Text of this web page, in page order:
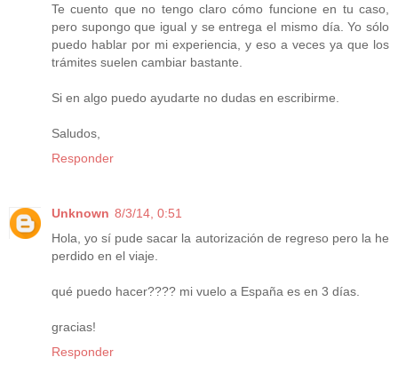
Te cuento que no tengo claro cómo funcione en tu caso,
pero supongo que igual y se entrega el mismo día. Yo sólo
puedo hablar por mi experiencia, y eso a veces ya que los
trámites suelen cambiar bastante.
Si en algo puedo ayudarte no dudas en escribirme.
Saludos,
Responder
Unknown 8/3/14, 0:51
Hola, yo sí pude sacar la autorización de regreso pero la he
perdido en el viaje.
qué puedo hacer???? mi vuelo a España es en 3 días.
gracias!
Responder